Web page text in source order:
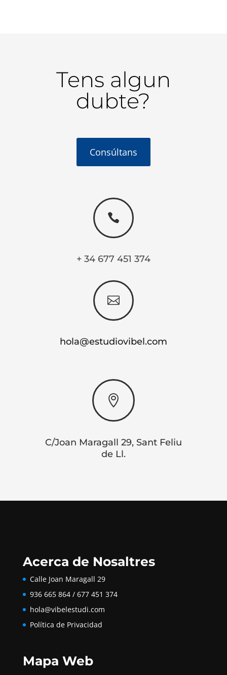
Tens algun
dubte?
Consúltans

+ 34 677 451 374

hola@estudiovibel.com

C/Joan Maragall 29, Sant Feliu
de Ll.
Acerca de Nosaltres
Calle Joan Maragall 29
936 665 864 / 677 451 374
hola@vibelestudi.com
Política de Privacidad
Mapa Web